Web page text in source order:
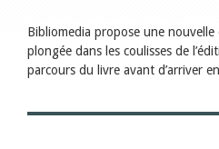
Maria Aellig-Abate
Aline Yeretzian
Markus Jost
Bibliomedia propose une
plongée dans les coulisses de
parcours du livre avant d’arriver